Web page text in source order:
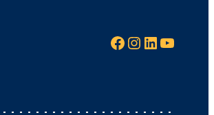
Facebook InstagramLinkedIn YouTube